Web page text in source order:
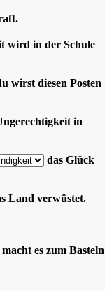
wird in der Schule
wirst diesen Posten
in
das Glück
Land verwüstet.
es zum Basteln